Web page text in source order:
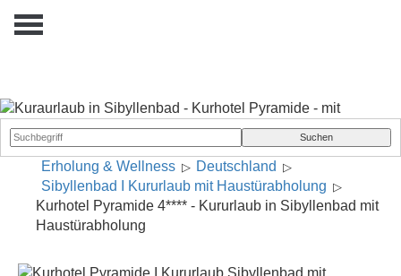
Erholung & Wellness
Deutschland
Sibyllenbad I Kururlaub mit Haustürabholung
Kurhotel Pyramide 4**** - Kururlaub in Sibyllenbad mit
Haustürabholung